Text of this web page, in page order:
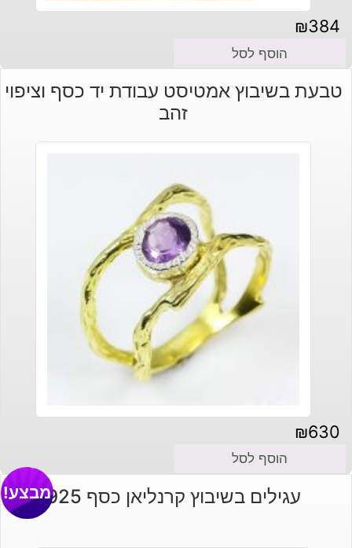
₪384
הוסף לסל
טבעת בשיבוץ אמטיסט עבודת יד כסף וציפוי
זהב
₪630
הוסף לסל
עגילים בשיבוץ קרנליאן כסף 925 מבצע!